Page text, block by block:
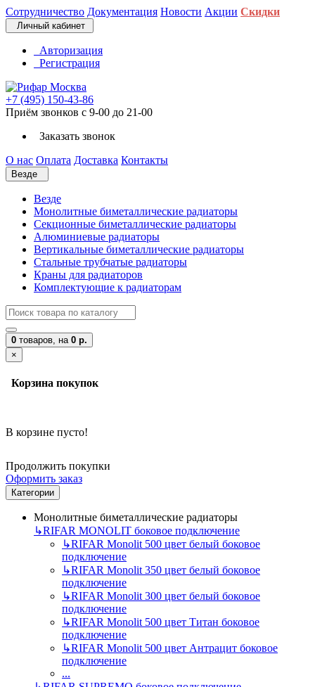
Сотрудничество Документация Новости Акции Скидки
Личный кабинет
Авторизация
Регистрация
+7 (495) 150-43-86
Приём звонков с 9-00 до 21-00
Заказать звонок
О нас Оплата Доставка Контакты
Везде
Везде
Монолитные биметаллические радиаторы
Секционные биметаллические радиаторы
Алюминиевые радиаторы
Вертикальные биметаллические радиаторы
Стальные трубчатые радиаторы
Краны для радиаторов
Комплектующие к радиаторам
0 товаров, на 0 р.
×
Корзина покупок
В корзине пусто!
Продолжить покупки
Оформить заказ
Категории
Монолитные биметаллические радиаторы
↳RIFAR MONOLIT боковое подключение
↳RIFAR Monolit 500 цвет белый боковое
подключение
↳RIFAR Monolit 350 цвет белый боковое
подключение
↳RIFAR Monolit 300 цвет белый боковое
подключение
↳RIFAR Monolit 500 цвет Титан боковое
подключение
↳RIFAR Monolit 500 цвет Антрацит боковое
подключение
...